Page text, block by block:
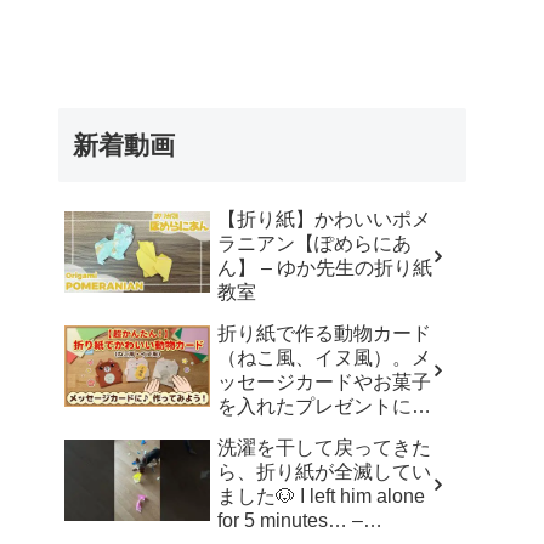
新着動画
【折り紙】かわいいポメ
ラニアン【ぽめらにあ
ん】 – ゆか先生の折り紙
教室
折り紙で作る動物カード
（ねこ風、イヌ風）。メ
ッセージカードやお菓子
を入れたプレゼントに。
洗濯を干して戻ってきた
ら、折り紙が全滅してい
ました🐶 I left him alone
for 5 minutes… –